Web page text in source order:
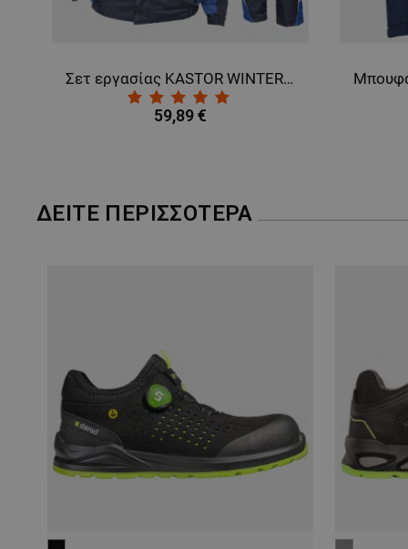
Σετ εργασίας KASTOR WINTER BLUE
59,89 €
ΔΕΊΤΕ ΠΕΡΙΣΣΌΤΕΡΑ